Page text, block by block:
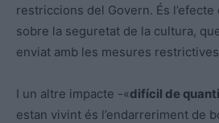
restriccions del Govern. És
sobre la seguretat de la cultura,
enviat amb les mesures
I un altre impacte -«difícil de
estan vivint és l’endarreriment de